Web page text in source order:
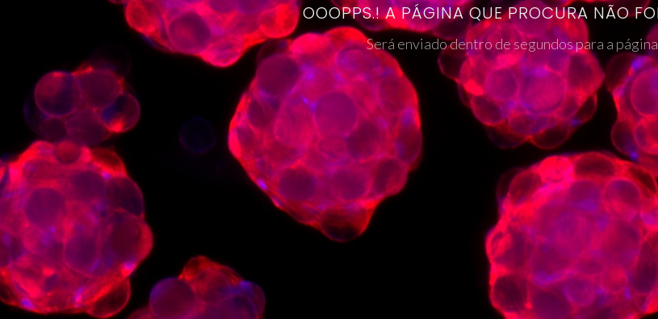
OOOPPS.! A PÁGINA QUE PROCURA NÃO
Será enviado dentro de segundos para a